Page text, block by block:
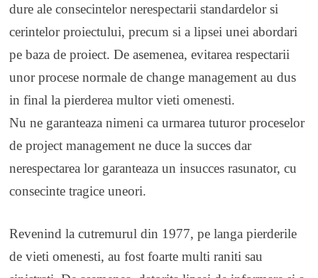
dure ale consecintelor nerespectarii standardelor si
cerintelor proiectului, precum si a lipsei unei abordari
pe baza de proiect. De asemenea, evitarea respectarii
unor procese normale de change management au dus
in final la pierderea multor vieti omenesti.
Nu ne garanteaza nimeni ca urmarea tuturor proceselor
de project management ne duce la succes dar
nerespectarea lor garanteaza un insucces rasunator, cu
consecinte tragice uneori.
Revenind la cutremurul din 1977, pe langa pierderile
de vieti omenesti, au fost foarte multi raniti sau